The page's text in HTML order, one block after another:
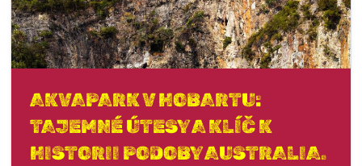
AKVAPARK V HOBARTU:
TAJEMNÉ ÚTESY A KLÍČ K
HISTORII PODOBY AUSTRALIA.